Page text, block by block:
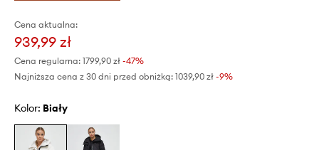
Cena aktualna:
939,99 zł
Cena regularna: 1799,90 zł -47%
Najniższa cena z 30 dni przed obniżką: 1039,90 zł -9%
Kolor: biały